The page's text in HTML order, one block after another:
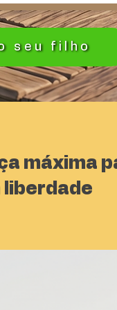
seu filho
máxima
liberdade